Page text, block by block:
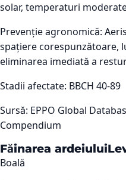
solar, temperaturi
Prevenție agronomică:
spațiere corespunzătoare,
eliminarea imediată a
Stadii afectate: BBCH 40-89
Sursă: EPPO Global
Compendium
Făinarea ardeiului
Boală